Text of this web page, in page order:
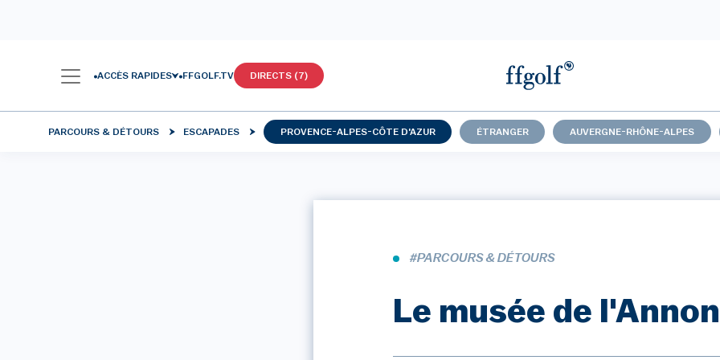
ACCÈS RAPIDES FFGOLF.TV DIRECTS (7)
PARCOURS & DÉTOURS ESCAPADES PROVENCE-ALPES-CÔTE D'AZUR ÉTRANGER AUVERGNE-RHÔNE-ALPES
#PARCOURS & DÉTOURS
Le musée de